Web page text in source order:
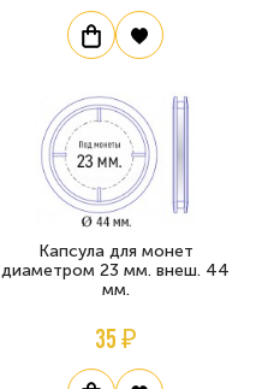
Капсула для монет
диаметром 23 мм. внеш. 44
мм.
35 ₽